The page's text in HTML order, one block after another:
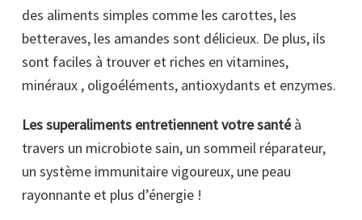
des aliments simples comme les carottes, les
betteraves, les amandes sont délicieux. De plus, ils
sont faciles à trouver et riches en vitamines,
minéraux , oligoéléments, antioxydants et enzymes.
Les superaliments entretiennent votre santéà
travers un microbiote sain, un sommeil réparateur,
un système immunitaire vigoureux, une peau
rayonnante et plus d’énergie !